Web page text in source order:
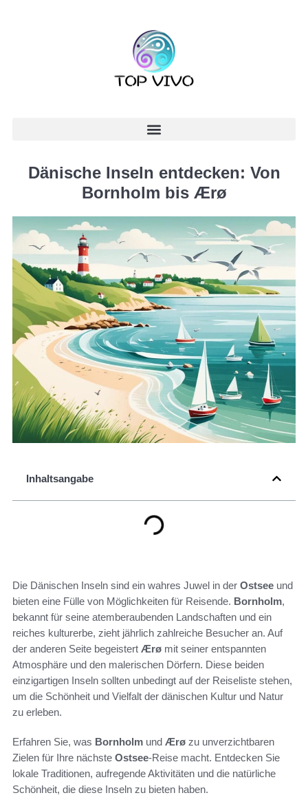
Dänische Inseln entdecken: Von
Bornholm bis Ærø
Inhaltsangabe
Die Dänischen Inseln sind ein wahres Juwel in der Ostsee und
bieten eine Fülle von Möglichkeiten für Reisende. Bornholm,
bekannt für seine atemberaubenden Landschaften und ein
reiches kulturerbe, zieht jährlich zahlreiche Besucher an. Auf
der anderen Seite begeistert Ærø mit seiner entspannten
Atmosphäre und den malerischen Dörfern. Diese beiden
einzigartigen Inseln sollten unbedingt auf der Reiseliste stehen,
um die Schönheit und Vielfalt der dänischen Kultur und Natur
zu erleben.
Erfahren Sie, was Bornholm und Ærø zu unverzichtbaren
Zielen für Ihre nächste Ostsee-Reise macht. Entdecken Sie
lokale Traditionen, aufregende Aktivitäten und die natürliche
Schönheit, die diese Inseln zu bieten haben.